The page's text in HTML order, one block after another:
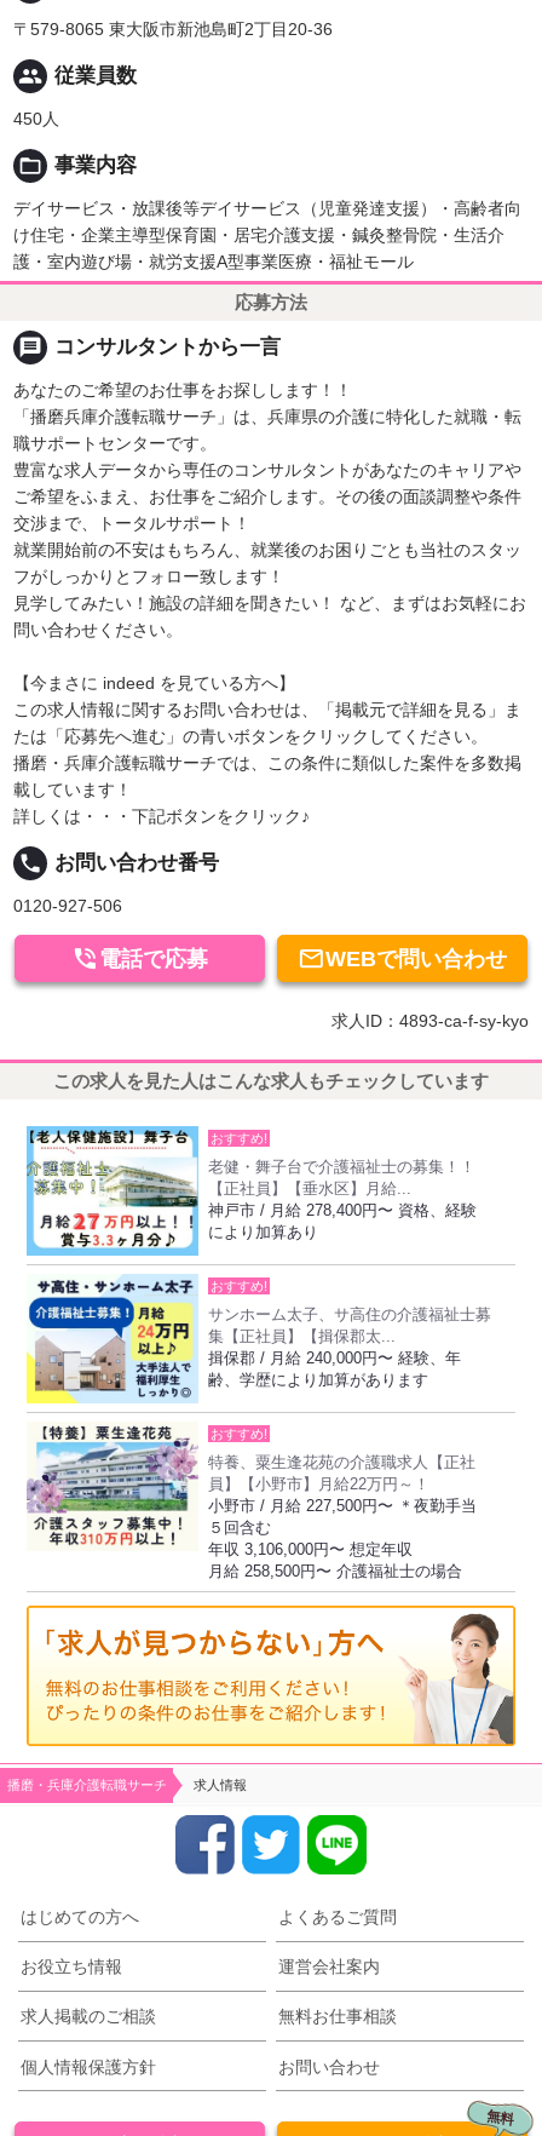
〒579-8065 東大阪市新池島町2丁目20-36
people 従業員数
450人
folder_open 事業内容
デイサービス・放課後等デイサービス（児童発達支援）・高齢者向
け住宅・企業主導型保育園・居宅介護支援・鍼灸整骨院・生活介
護・室内遊び場・就労支援A型事業医療・福祉モール
応募方法
message コンサルタントから一言
あなたのご希望のお仕事をお探しします！！
「播磨兵庫介護転職サーチ」は、兵庫県の介護に特化した就職・転
職サポートセンターです。
豊富な求人データから専任のコンサルタントがあなたのキャリアや
ご希望をふまえ、お仕事をご紹介します。その後の面談調整や条件
交渉まで、トータルサポート！
就業開始前の不安はもちろん、就業後のお困りごとも当社のスタッ
フがしっかりとフォロー致します！
見学してみたい！施設の詳細を聞きたい！ など、まずはお気軽にお
問い合わせください。
【今まさに indeed を見ている方へ】
この求人情報に関するお問い合わせは、「掲載元で詳細を見る」ま
たは「応募先へ進む」の青いボタンをクリックしてください。
播磨・兵庫介護転職サーチでは、この条件に類似した案件を多数掲
載しています！
詳しくは・・・下記ボタンをクリック♪
local_phone お問い合わせ番号
0120-927-506
WEBで問い合わせ
 電話で応募
求人ID：4893-ca-f-sy-kyo
この求人を見た人はこんな求人もチェックしています
おすすめ!
老健・舞子台で介護福祉士の募集！！
【正社員】【垂水区】月給...
神戸市 / 月給 278,400円〜 資格、経験
により加算あり
おすすめ!
サンホーム太子、サ高住の介護福祉士募
集【正社員】【揖保郡太...
揖保郡 / 月給 240,000円〜 経験、年
齢、学歴により加算があります
おすすめ!
特養、粟生逢花苑の介護職求人【正社
員】【小野市】月給22万円～！
小野市 / 月給 227,500円〜 ＊夜勤手当
５回含む
年収 3,106,000円〜 想定年収
月給 258,500円〜 介護福祉士の場合
播磨・兵庫介護転職サーチ 求人情報
はじめての方へ よくあるご質問
お役立ち情報 運営会社案内
求人掲載のご相談 無料お仕事相談
個人情報保護方針 お問い合わせ
無料